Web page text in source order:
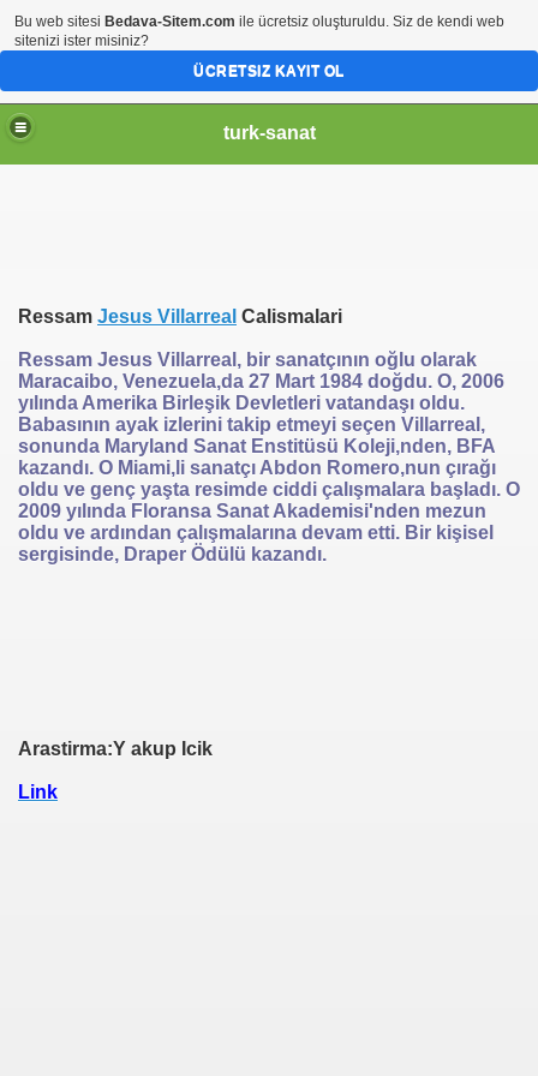
turk-sanat
Ressam Jesus Villarreal Calismalari
Ressam Jesus Villarreal, bir sanatçının oğlu olarak
Maracaibo, Venezuela,da 27 Mart 1984 doğdu. O, 2006
yılında Amerika Birleşik Devletleri vatandaşı oldu.
Babasının ayak izlerini takip etmeyi seçen Villarreal,
sonunda Maryland Sanat Enstitüsü Koleji,nden, BFA
kazandı. O Miami,li sanatçı Abdon Romero,nun çırağı
oldu ve genç yaşta resimde ciddi çalışmalara başladı. O
2009 yılında Floransa Sanat Akademisi'nden mezun
oldu ve ardından çalışmalarına devam etti. Bir kişisel
sergisinde, Draper Ödülü kazandı.
Arastirma:Y akup Icik
Link
Bu web sitesi Bedava-Sitem.com ile ücretsiz oluşturuldu. Siz de kendi web
sitenizi ister misiniz?
ÜCRETSIZ KAYIT OL